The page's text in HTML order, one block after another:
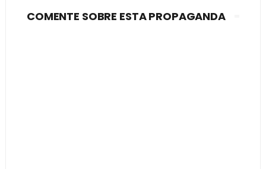
COMENTE SOBRE ESTA PROPAGANDA